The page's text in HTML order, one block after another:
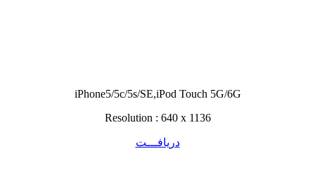
iPhone5/5c/5s/SE,iPod Touch 5G/6G
Resolution : 640 x 1136
دریافـــت